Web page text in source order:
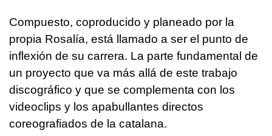
Compuesto, coproducido y planeado por la
propia Rosalía, está llamado a ser el punto de
inflexión de su carrera. La parte fundamental de
un proyecto que va más allá de este trabajo
discográfico y que se complementa con los
videoclips y los apabullantes directos
coreografiados de la catalana.